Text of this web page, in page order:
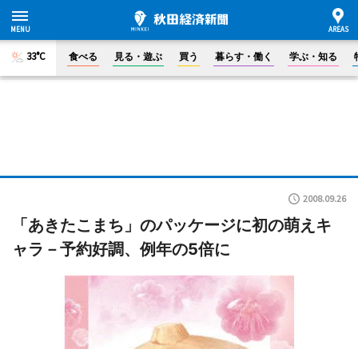
33°C 食べる 見る・遊ぶ 買う 暮らす・働く 学ぶ・知る
2008.09.26
「あきたこまち」のパッケージに初の萌えキ
ャラ－予約好調、例年の5倍に